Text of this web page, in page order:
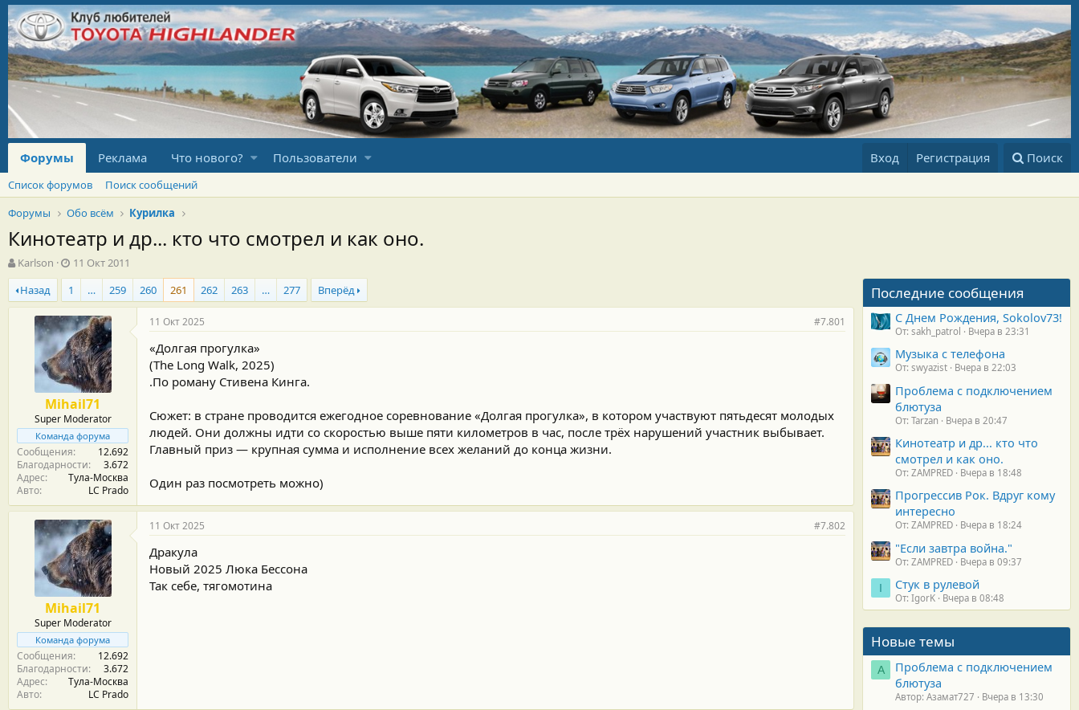
Форумы Реклама Что нового? Пользователи Вход Регистрация Поиск
Список форумов
Поиск сообщений
Форумы
Обо всём Курилка
Кинотеатр и др... кто что смотрел и как оно.
А
в
т
о
Karlson
Д
а
т
а
н
а
ч
а
л
а
11 Окт 2011
Назад
1 … 259 260 261 262 263 … 277 Вперёд
Mihail71
Super Moderator
Команда форума
Сообщения
12.692
Благодарности
3.672
Адрес
Тула-Москва
Авто
LC Prado
11 Окт 2025 #7.801
«Долгая прогулка»
(The Long Walk, 2025)
.По роману Стивена Кинга.
Сюжет: в стране проводится ежегодное соревнование «Долгая прогулка», в котором участвуют пятьдесят молодых
людей. Они должны идти со скоростью выше пяти километров в час, после трёх нарушений участник выбывает.
Главный приз — крупная сумма и исполнение всех желаний до конца жизни.
Один раз посмотреть можно)
Mihail71
Super Moderator
Команда форума
Сообщения
12.692
Благодарности
3.672
Адрес
Тула-Москва
Авто
LC Prado
11 Окт 2025 #7.802
Дракула
Новый 2025 Люка Бессона
Так себе, тягомотина
Последние сообщения
С Днем Рождения, Sokolov73!
От: sakh_patrol Вчера в 23:31
Музыка с телефона
От: swyazist Вчера в 22:03
Проблема с подключением
блютуза
От: Tarzan Вчера в 20:47
Кинотеатр и др... кто что
смотрел и как оно.
От: ZAMPRED Вчера в 18:48
Прогрессив Рок. Вдруг кому
интересно
От: ZAMPRED Вчера в 18:24
"Если завтра война."
От: ZAMPRED Вчера в 09:37
I Стук в рулевой
От: IgorK Вчера в 08:48
Новые темы
А
Проблема с подключением
блютуза
Автор: Азамат727 Вчера в 13:30